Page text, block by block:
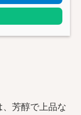
、芳醇で上品な